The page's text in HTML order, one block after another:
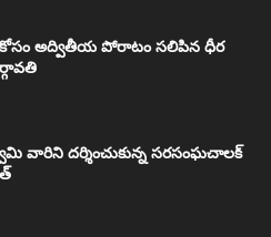
అద్వితీయ పోరాటం సలిపిన ధీర
వారిని దర్శించుకున్న సరసంఘచాలక్